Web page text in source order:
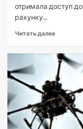
отримала доступ до
рахунку...
Читать далее